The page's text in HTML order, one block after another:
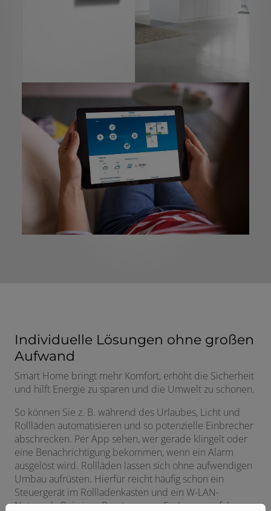
Individuelle Lösungen ohne großen
Aufwand
Smart Home bringt mehr Komfort, erhöht die Sicherheit
und hilft Energie zu sparen und die Umwelt zu schonen.
So können Sie z. B. während des Urlaubes, Licht und
Rollläden automatisieren und so potenzielle Einbrecher
abschrecken. Per App sehen, wer gerade klingelt oder
eine Benachrichtigung bekommen, wenn ein Alarm
ausgelöst wird. Rollläden lassen sich ohne aufwendigen
Umbau aufrüsten. Hierfür reicht häufig schon ein
Steuergerät im Rollladenkasten und ein W-LAN-
Netzwerk. Bei einer Beratung vom Fachmann erfahren